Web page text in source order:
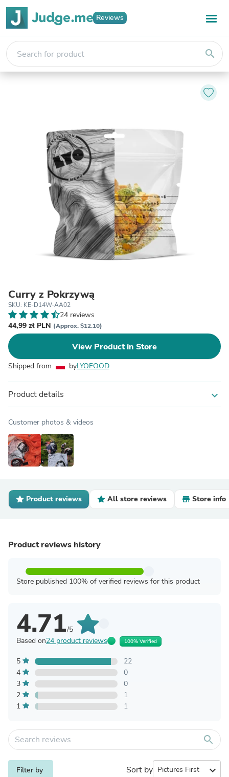
Reviews
search
Curry z Pokrzywą
SKU: KE-D14W-AA02
24 reviews
44,99 zł PLN (Approx. $12.10)
View Product in Store
Shipped from byLYOFOOD
Product details expand_more
Customer photos & videos
Product reviews All store reviews Store info
Product reviews history
Store published 100% of verified reviews for this product
4.71/5
Based on24 product reviews 100% Verified
5
22
4
0
3
0
2
1
1
1
search
Filter by Sort by expand_more